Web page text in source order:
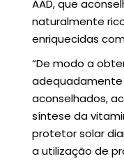
AAD, que
naturalmente
enriquecidas
“De modo a
adequadamente
aconselhados,
síntese da
protetor solar
a utilização de